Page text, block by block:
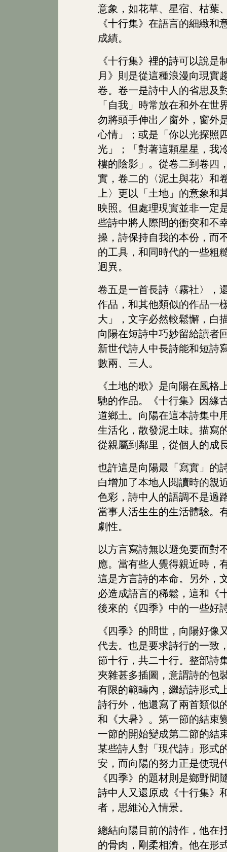
意象，如花草、星宿、枯葉
《十行集》在語言的細緻和
成績。
《十行集》裡的詩可以說是
月》則是從這種浪漫向現實
卷。卷一是詩中人的省思及
「自我」時常放在和外在世
勿將頭手伸出／窗外，窗外
心情」；或是「你以光探照
光」；「對著這顆星星，我
樓的陰影」。從卷二到卷四
實，卷二的〈泥土與花〉和
上〉更以「土地」的意象和
映照。但處理現實並非一定
些詩中將人際間的衝突和不
操，詩保持自我的本份，而
的工具，和同時代的一些粗
迥異。
卷五是一首長詩〈霧社〉，
作品，和其他類似的作品一
大」，文字必然較鬆懈，白
向陽在短詩中巧妙留給讀者
新世代詩人中長詩能和短詩
數兩、三人。
《土地的歌》是向陽在風格
馳的作品。《十行集》因緣
道鄉土。向陽在這本詩集中
生活化，散發泥土味。描寫
從親屬到鄰里，從個人的成
也許這是向陽最「寫實」的
白增加了本地人閱讀時的親
色彩，詩中人的語調不是過
當事人活生生的生活體驗。
劇性。
以方言寫詩無以避免要面對
應。當有些人覺得親近時，
這是方言詩的本命。另外，
必造成語言的稀鬆，這和《
後來的《四季》中的一些好
《四季》的問世，向陽好像
代去。也是要求詩行的一致
節十行，共二十行。整部詩
夾雜甚多插圖，意謂詩的包
有限的範疇內，繼續詩形式
詩行外，他還寫了兩首類似
和《大暑》。第一節的結束
一節的開始變成第二節的結
某些詩人對「現代詩」形式
安，而向陽的努力正是使現
《四季》的題材則是鄉野間
詩中人又還原成《十行集》
者，思維沁入情景。
總結向陽目前的詩作，他在
的骨肉，剛柔相濟。他在形